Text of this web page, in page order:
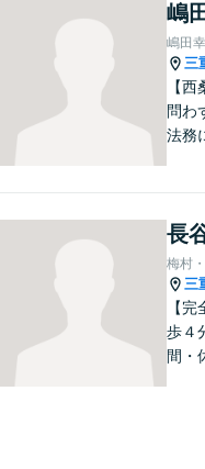
嶋
嶋田
三
【
問わ
法務
しま
軽に
長
梅村
三
【
歩４
間・